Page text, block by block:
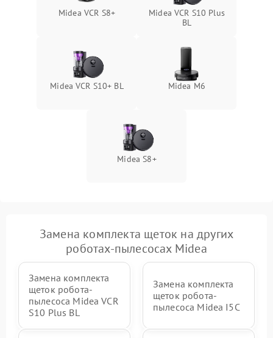
Midea VCR S8+
Midea VCR S10 Plus
BL
Midea VCR S10+ BL Midea M6
Midea S8+
Замена комплекта щеток на других
роботах-пылесосах Midea
Замена комплекта
щеток робота-
пылесоса Midea VCR
S10 Plus BL
Замена комплекта
щеток робота-
пылесоса Midea I5C